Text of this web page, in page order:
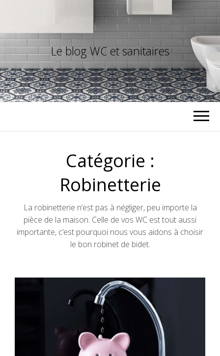
Le blog WC et sanitaires
Catégorie :
Robinetterie
La robinetterie n’est pas à négliger, peu importe la
pièce de la maison. Celle de vos WC est tout aussi
importante, c’est pourquoi nous vous aidons à choisir
le bon robinet de bidet.